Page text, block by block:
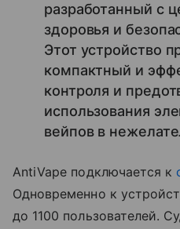
разработанный с
здоровья и
Этот устройство
компактный и
контроля и
использования
вейпов в
AntiVape подключается к
Одновременно к
до 1100 пользователей.